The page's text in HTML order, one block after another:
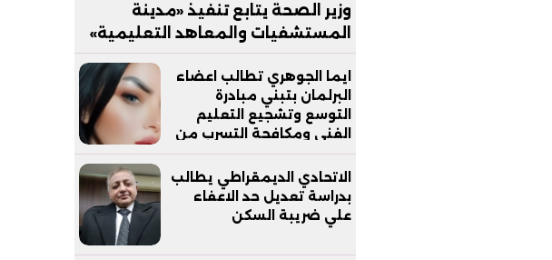
وزير الصحة يتابع تنفيذ «مدينة
المستشفيات والمعاهد التعليمية»
بالعاصمة الجديدة
ايما الجوهري تطالب اعضاء
البرلمان بتبني مبادرة
التوسع وتشجيع التعليم
الفني ومكافحة التسرب من
التعليم
الاتحادي الديمقراطي يطالب
بدراسة تعديل حد الاعفاء
علي ضريبة السكن